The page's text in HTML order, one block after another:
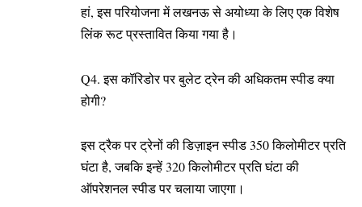
हां, इस परियोजना में लखनऊ से अयोध्या के लिए एक विशेष
लिंक रूट प्रस्तावित किया गया है।
Q4. इस कॉरिडोर पर बुलेट ट्रेन की अधिकतम स्पीड क्या
होगी?
इस ट्रैक पर ट्रेनों की डिज़ाइन स्पीड 350 किलोमीटर प्रति
घंटा है, जबकि इन्हें 320 किलोमीटर प्रति घंटा की
ऑपरेशनल स्पीड पर चलाया जाएगा।